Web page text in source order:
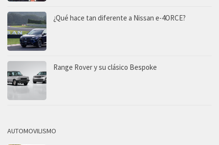
¿Qué hace tan diferente a Nissan e-4ORCE?
Range Rover y su clásico Bespoke
AUTOMOVILISMO